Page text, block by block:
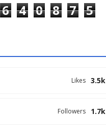
6 4 0 8 7 5
3.5k
Likes
1.7k
Followers